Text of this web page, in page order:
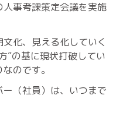
事考課策定会議を実施
化、見える化していく
”の基に現状打破してい
のです。
（社員）は、いつまで